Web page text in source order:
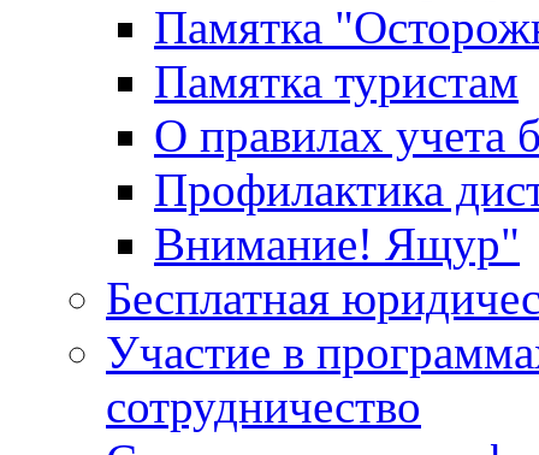
Памятка
Памятка туристам
О правилах учета
Профилактика
Внимание! Ящур"
Бесплатная
Участие в
сотрудничество